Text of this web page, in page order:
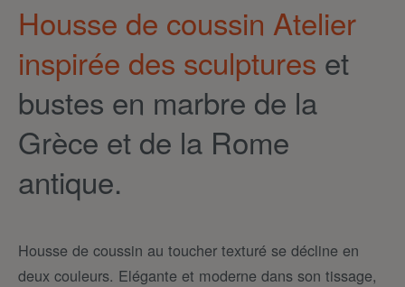
Housse de coussin Atelier
inspirée des sculptures et
bustes en marbre de la
Grèce et de la Rome
antique.
Housse de coussin au toucher texturé se décline en
deux couleurs. Elégante et moderne dans son tissage,